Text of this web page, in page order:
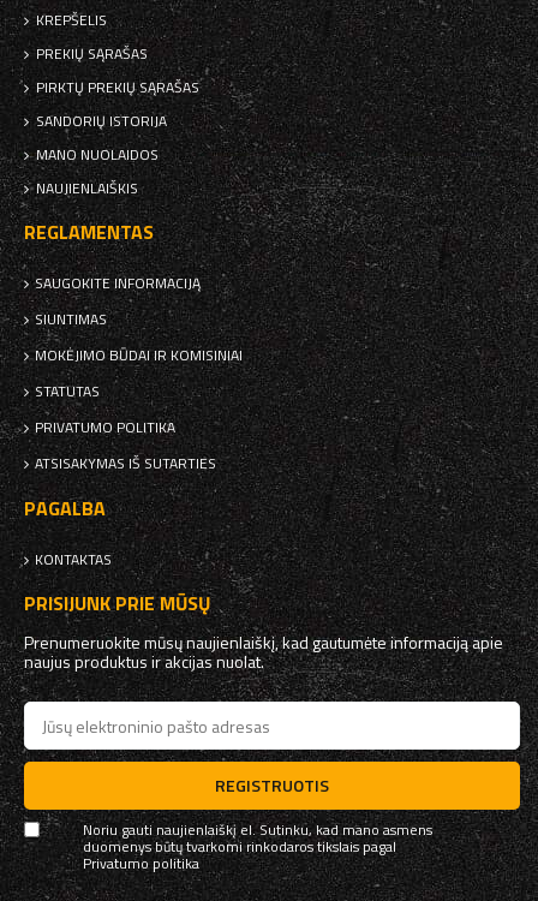
KREPŠELIS
PREKIŲ SĄRAŠAS
PIRKTŲ PREKIŲ SĄRAŠAS
SANDORIŲ ISTORIJA
MANO NUOLAIDOS
NAUJIENLAIŠKIS
REGLAMENTAS
SAUGOKITE INFORMACIJĄ
SIUNTIMAS
MOKĖJIMO BŪDAI IR KOMISINIAI
STATUTAS
PRIVATUMO POLITIKA
ATSISAKYMAS IŠ SUTARTIES
PAGALBA
KONTAKTAS
PRISIJUNK PRIE MŪSŲ
Prenumeruokite mūsų naujienlaiškį, kad gautumėte informaciją apie
naujus produktus ir akcijas nuolat.
REGISTRUOTIS
Noriu gauti naujienlaiškį el. Sutinku, kad mano asmens
duomenys būtų tvarkomi rinkodaros tikslais pagal
Privatumo politika